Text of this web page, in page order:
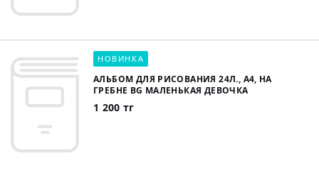
НОВИНКА
АЛЬБОМ ДЛЯ РИСОВАНИЯ 24Л., А4, НА
ГРЕБНЕ BG МАЛЕНЬКАЯ ДЕВОЧКА
1 200 тг